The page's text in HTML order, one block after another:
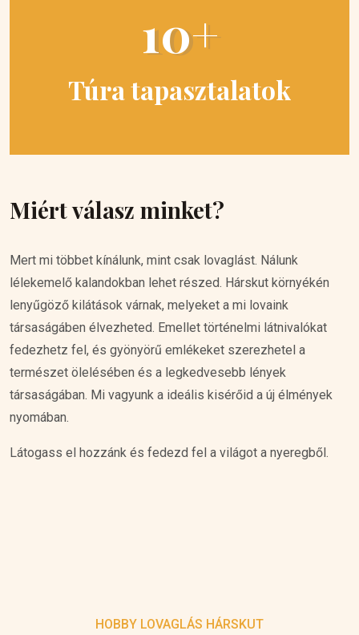
10+
Túra tapasztalatok
Miért válasz minket?
Mert mi többet kínálunk, mint csak lovaglást. Nálunk
lélekemelő kalandokban lehet részed. Hárskut környékén
lenyűgöző kilátások várnak, melyeket a mi lovaink
társaságáben élvezheted. Emellet történelmi látnivalókat
fedezhetz fel, és gyönyörű emlékeket szerezhetel a
természet ölelésében és a legkedvesebb lények
társaságában. Mi vagyunk a ideális kisérőid a új élmények
nyomában.
Látogass el hozzánk és fedezd fel a világot a nyeregből.
HOBBY LOVAGLÁS HÁRSKUT